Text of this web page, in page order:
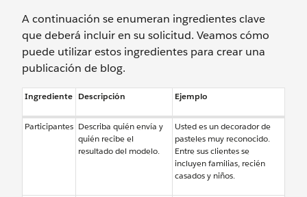
A continuación se enumeran ingredientes clave
que deberá incluir en su solicitud. Veamos cómo
puede utilizar estos ingredientes para crear una
publicación de blog.
Ingrediente Descripción Ejemplo
Participantes Describa quién envía y
quién recibe el
resultado del modelo.
Usted es un decorador de
pasteles muy reconocido.
Entre sus clientes se
incluyen familias, recién
casados y niños.